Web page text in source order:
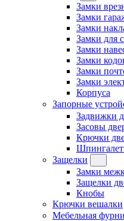
Замки
Замки
Замки
Замки для
Замки
Замки
Замки
Замки
Корпуса
Запорные
Задвижки
Засовы
Крючки
Защелки
Замки
Защелки
Кнобы
Крючки вешалки
Мебельная